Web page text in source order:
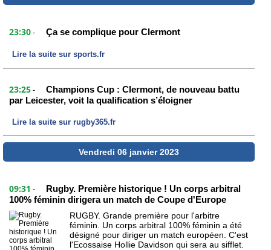
23:30 - Ça se complique pour Clermont
Lire la suite sur sports.fr
23:25 -
Champions Cup : Clermont, de nouveau battu
par Leicester, voit la qualification s’éloigner
Lire la suite sur rugby365.fr
Vendredi 06 janvier 2023
09:31 -
Rugby. Première historique ! Un corps arbitral
100% féminin dirigera un match de Coupe d'Europe
RUGBY. Grande première pour l'arbitre
féminin. Un corps arbitral 100% féminin a été
désigné pour diriger un match européen. C'est
l'Ecossaise Hollie Davidson qui sera au sifflet.